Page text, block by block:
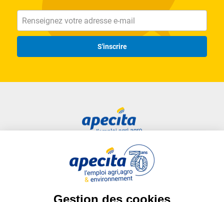
S'inscrire
Liens utiles